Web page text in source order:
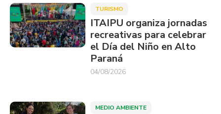
TURISMO
ITAIPU organiza jornadas
recreativas para celebrar
el Día del Niño en Alto
Paraná
04/08/2026
MEDIO AMBIENTE